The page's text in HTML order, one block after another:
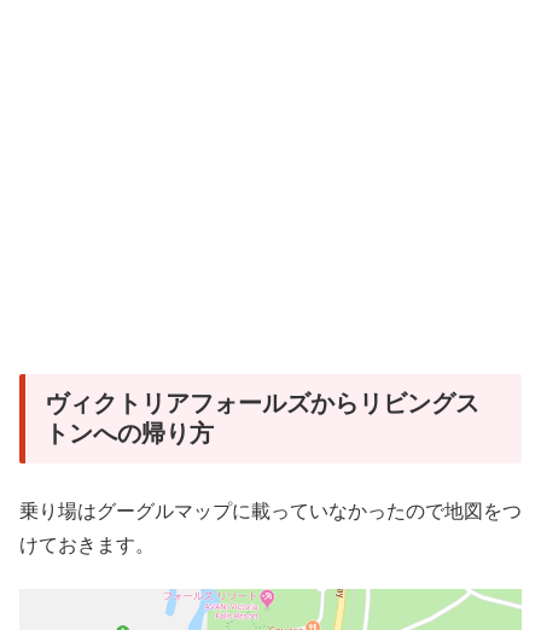
ヴィクトリアフォールズからリビングス
トンへの帰り方
乗り場はグーグルマップに載っていなかったので地図をつ
けておきます。